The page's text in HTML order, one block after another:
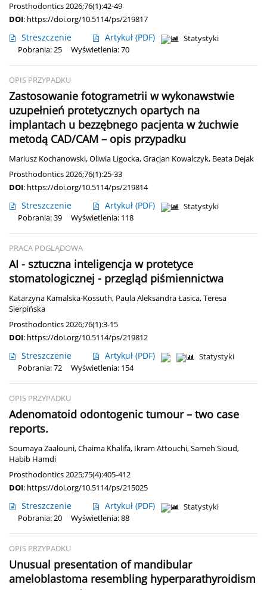
Prosthodontics 2026;76(1):42-49
DOI: https://doi.org/10.5114/ps/219817
Streszczenie Artykuł (PDF)
Statystyki
Pobrania: 25
Wyświetlenia: 70
OPIS PRZYPADKU
Zastosowanie fotogrametrii w wykonawstwie
uzupełnień protetycznych opartych na
implantach u bezzębnego pacjenta w żuchwie
metodą CAD/CAM – opis przypadku
Mariusz Kochanowski,Oliwia Ligocka,Gracjan Kowalczyk, Beata Dejak
Prosthodontics 2026;76(1):25-33
DOI: https://doi.org/10.5114/ps/219814
Streszczenie Artykuł (PDF)
Statystyki
Pobrania: 39
Wyświetlenia: 118
PRACA POGLĄDOWA
AI - sztuczna inteligencja w protetyce
stomatologicznej - przegląd piśmiennictwa
Katarzyna Kamalska-Kossuth, Paula Aleksandra Łasica,Teresa
Sierpińska
Prosthodontics 2026;76(1):3-15
DOI: https://doi.org/10.5114/ps/219812
Streszczenie Artykuł (PDF)
Statystyki
Pobrania: 72
Wyświetlenia: 154
OPIS PRZYPADKU
Adenomatoid odontogenic tumour – two case
reports.
Soumaya Zaalouni,Chaima Khalifa, Ikram Attouchi,Sameh Sioud,
Habib Hamdi
Prosthodontics 2025;75(4):405-412
DOI: https://doi.org/10.5114/ps/215025
Streszczenie Artykuł (PDF)
Statystyki
Pobrania: 20
Wyświetlenia: 88
OPIS PRZYPADKU
Unusual presentation of mandibular
ameloblastoma resembling hyperparathyroidism